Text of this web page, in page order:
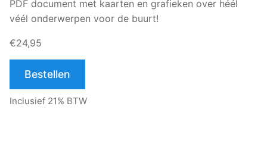
PDF document met kaarten en grafieken over héél
véél onderwerpen voor de buurt!
€24,95
Bestellen
Inclusief 21% BTW